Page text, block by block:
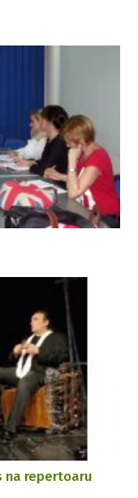
na repertoaru